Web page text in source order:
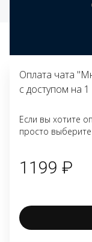
Оплата чата
с доступом на
Если вы хотите
просто
1199 ₽